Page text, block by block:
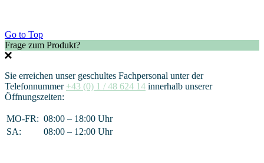
Go to Top
Frage zum Produkt?
Sie erreichen unser geschultes Fachpersonal unter der
Telefonnummer +43 (0) 1 / 48 624 14 innerhalb unserer
Öffnungszeiten:
MO-FR: 08:00 – 18:00 Uhr
SA:
08:00 – 12:00 Uhr